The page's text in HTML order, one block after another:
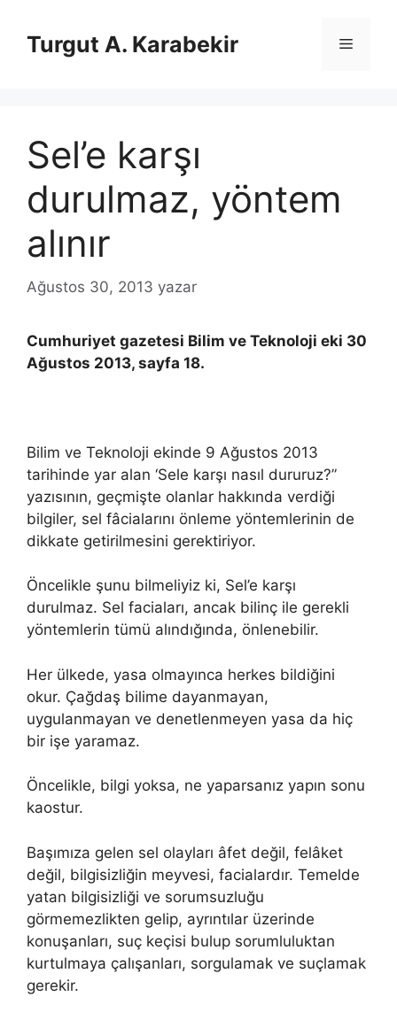
Turgut A. Karabekir Menü
Sel’e karşı
durulmaz, yöntem
alınır
Ağustos 30, 2013 yazar
Cumhuriyet gazetesi Bilim ve Teknoloji eki 30
Ağustos 2013, sayfa 18.
Bilim ve Teknoloji ekinde 9 Ağustos 2013
tarihinde yar alan ‘Sele karşı nasıl dururuz?”
yazısının, geçmişte olanlar hakkında verdiği
bilgiler, sel fâcialarını önleme yöntemlerinin de
dikkate getirilmesini gerektiriyor.
Öncelikle şunu bilmeliyiz ki, Sel’e karşı
durulmaz. Sel faciaları, ancak bilinç ile gerekli
yöntemlerin tümü alındığında, önlenebilir.
Her ülkede, yasa olmayınca herkes bildiğini
okur. Çağdaş bilime dayanmayan,
uygulanmayan ve denetlenmeyen yasa da hiç
bir işe yaramaz.
Öncelikle, bilgi yoksa, ne yaparsanız yapın sonu
kaostur.
Başımıza gelen sel olayları âfet değil, felâket
değil, bilgisizliğin meyvesi, facialardır. Temelde
yatan bilgisizliği ve sorumsuzluğu
görmemezlikten gelip, ayrıntılar üzerinde
konuşanları, suç keçisi bulup sorumluluktan
kurtulmaya çalışanları, sorgulamak ve suçlamak
gerekir.